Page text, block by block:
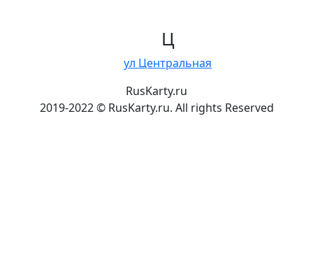
Ц
ул Центральная
RusKarty.ru
2019-2022 © RusKarty.ru. All rights Reserved